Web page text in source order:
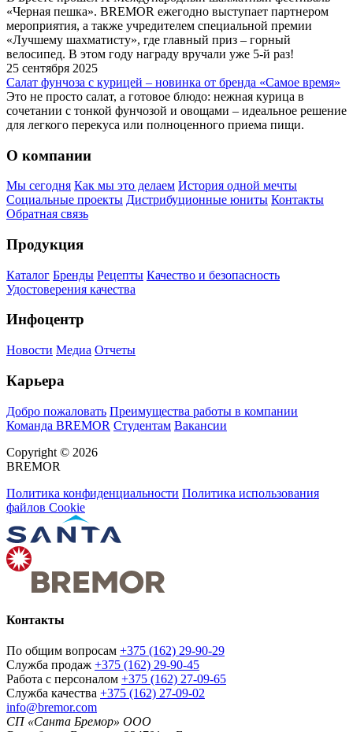
«Черная пешка». BREMOR ежегодно выступает партнером
мероприятия, а также учредителем специальной премии
«Лучшему шахматисту», где главный приз – горный
велосипед. В этом году награду вручали уже 5-й раз!
25 сентября 2025
Салат фунчоза с курицей – новинка от бренда «Самое время»
Это не просто салат, а готовое блюдо: нежная курица в
сочетании с тонкой фунчозой и овощами – идеальное решение
для легкого перекуса или полноценного приема пищи.
О компании
Мы сегодня Как мы это делаем История одной мечты
Социальные проекты Дистрибуционные юниты Контакты
Обратная связь
Продукция
Каталог Бренды Рецепты Качество и безопасность
Удостоверения качества
Инфоцентр
Новости Медиа Отчеты
Карьера
Добро пожаловать Преимущества работы в компании
Команда BREMOR Студентам Вакансии
Copyright © 2026
BREMOR
Политика конфиденциальности Политика использования
файлов Cookie
Контакты
По общим вопросам +375 (162) 29-90-29
Служба продаж +375 (162) 29-90-45
Работа с персоналом +375 (162) 27-09-65
Служба качества +375 (162) 27-09-02
info@bremor.com
СП «Санта Бремор» ООО